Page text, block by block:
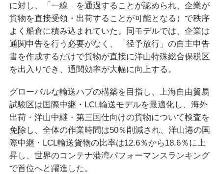
に対し、「一線」を通過することが認められ、企業が
貨物を直接受領・出荷することが可能となる）で秩序
よく船倉に積み込まれていた。同モデルでは、企業は
通関申告を行う必要がなく、「径予放行」の自主申告
書を作成するだけで貨物が直接に洋山特殊総合保税区
を出入りでき、通関効率が大幅に向上する。
グローバルな輸送ハブの構築を目指し、上海自由貿易
試験区は国際中継・LCL輸送モデルを最適化し、海外
出荷・洋山中継・第三国仕向けの貨物について検査を
免除し、全体の作業時間は50％削減され、洋山港の国
際中継・LCL輸送貨物の比率は12.6％から18.6％に上
昇し、世界のコンテナ港湾パフォーマンスランキング
で首位へと躍進した。